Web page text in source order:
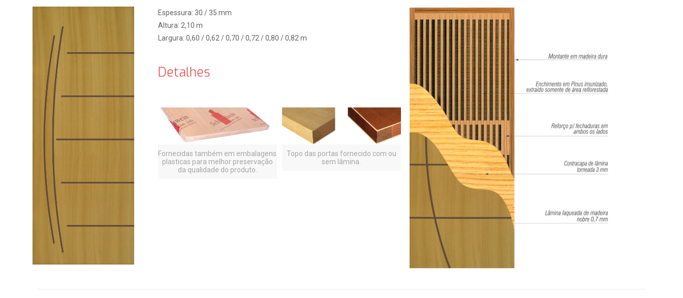
Espessura: 30 / 35 mm
Altura: 2,10 m
Largura: 0,60 / 0,62 / 0,70 / 0,72 / 0,80 / 0,82 m
Detalhes
Fornecidas também em embalagens
plasticas para melhor preservação
da qualidade do produto.
Topo das portas fornecido com ou
sem lâmina.